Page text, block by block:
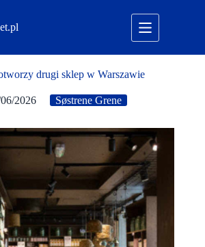
drugi sklep w Warszawie
2026 Søstrene Grene